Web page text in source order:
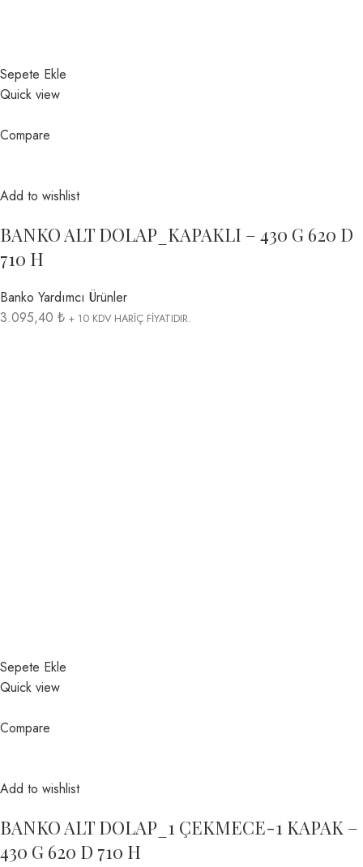
Sepete Ekle
Quick view
Compare
Add to wishlist
BANKO ALT DOLAP_KAPAKLI – 430 G 620 D
710 H
Banko Yardımcı Ürünler
3.095,40 ₺ + 10 KDV HARİÇ FİYATIDIR.
Sepete Ekle
Quick view
Compare
Add to wishlist
BANKO ALT DOLAP_1 ÇEKMECE-1 KAPAK –
430 G 620 D 710 H